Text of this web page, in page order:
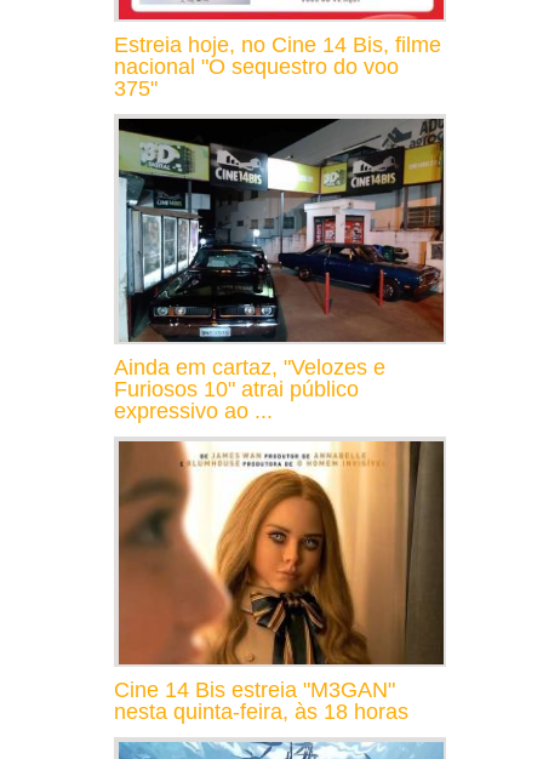
Estreia hoje, no Cine 14 Bis, filme
nacional "O sequestro do voo
375"
Ainda em cartaz, "Velozes e
Furiosos 10" atrai público
expressivo ao ...
Cine 14 Bis estreia "M3GAN"
nesta quinta-feira, às 18 horas